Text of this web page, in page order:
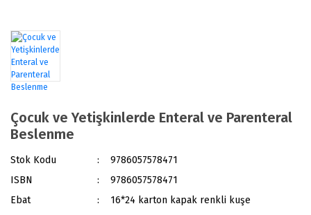
Çocuk ve Yetişkinlerde Enteral ve Parenteral
Beslenme
Stok Kodu
9786057578471
ISBN
9786057578471
Ebat
16*24 karton kapak renkli kuşe